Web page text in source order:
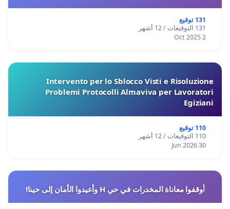
131 توقيع
131 التوقيعات / 12 أشهر
2 Oct 2025
Intervento per lo Sblocco Visti e Risoluzione
Problemi Protocolli Almaviva per Lavoratori
Egiziani
110 توقيع
110 التوقيعات / 12 أشهر
30 Jun 2026
أوقفوا معاناة المخدرات في حي H وأعيدوا الأمان إلى حينا!